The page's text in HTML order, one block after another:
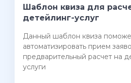
Шаблон квиза для
детейлинг-услуг
Данный шаблон квиза
автоматизировать прием
предварительный расчет на
услуги